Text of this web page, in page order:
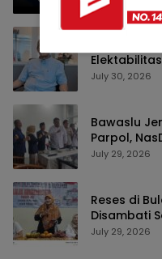
July 30, 2026
Bawaslu
Parpol,
Lebih Awal
July 29, 2026
Reses di
Disambati
SMA-SMK
July 29, 2026